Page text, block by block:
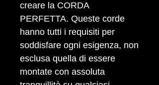
creare la CORDA
PERFETTA. Queste corde
hanno tutti i requisiti per
soddisfare ogni esigenza, non
esclusa quella di essere
montate con assoluta